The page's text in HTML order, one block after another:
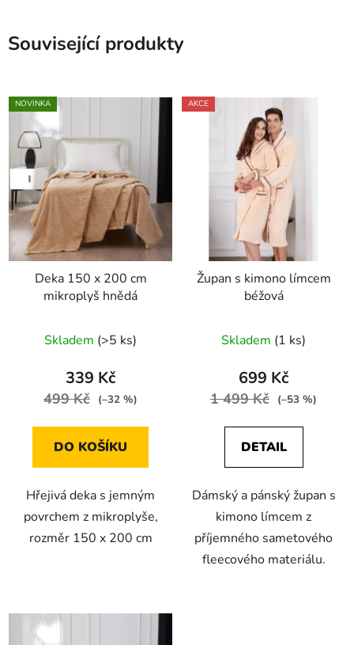
Související produkty
NOVINKA
Deka 150 x 200 cm
mikroplyš hnědá
Skladem (>5 ks)
339 Kč
499 Kč (–32 %)
DO KOŠÍKU
Hřejivá deka s jemným
povrchem z mikroplyše,
rozměr 150 x 200 cm
AKCE
Župan s kimono límcem
béžová
Skladem (1 ks)
699 Kč
1 499 Kč (–53 %)
DETAIL
Dámský a pánský župan s
kimono límcem z
příjemného sametového
fleecového materiálu.